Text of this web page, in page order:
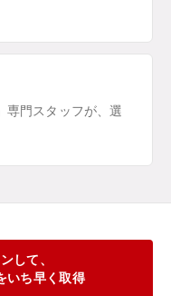
専門スタッフが、選
して、
いち早く取得